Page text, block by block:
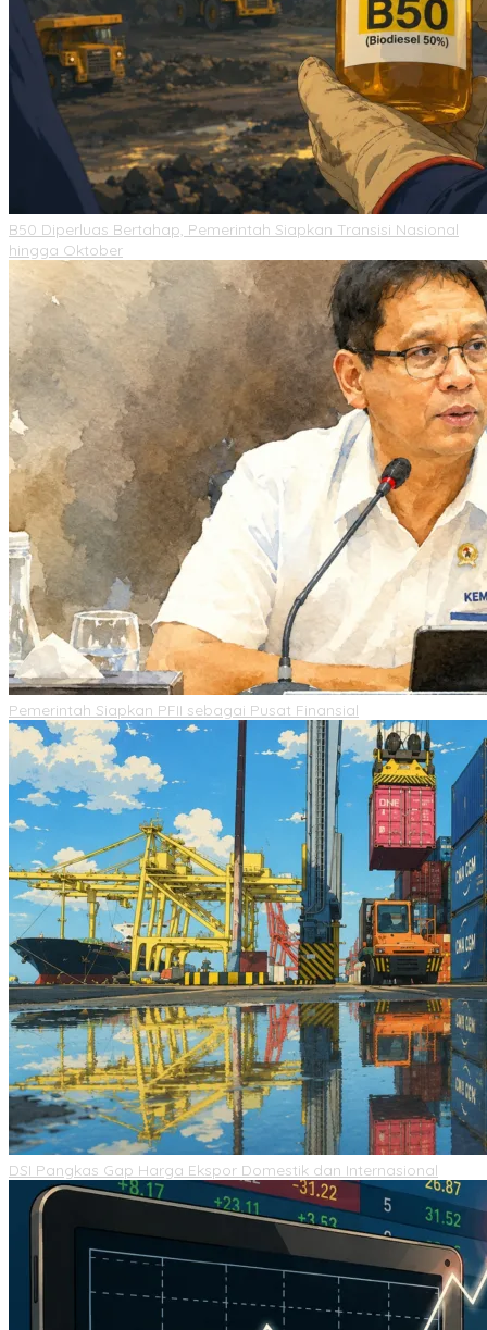
B50 Diperluas Bertahap, Pemerintah Siapkan Transisi Nasional
hingga Oktober
Pemerintah Siapkan PFII sebagai Pusat Finansial
DSI Pangkas Gap Harga Ekspor Domestik dan Internasional